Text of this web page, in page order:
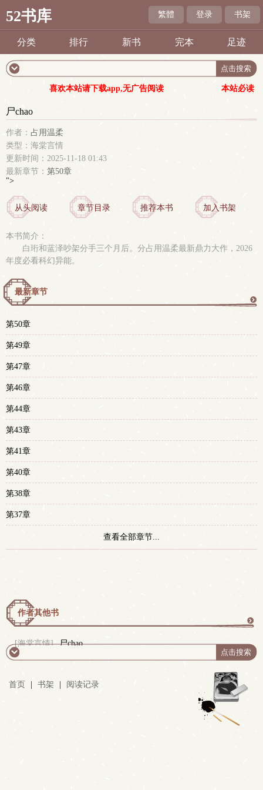
52书库 繁體 登录 书架
分类 排行 新书 完本 足迹
喜欢本站请下载app,无广告阅读 本站必读
尸chao
作者： 占用温柔
类型：海棠言情
更新时间：2025-11-18 01:43
最新章节： 第50章
">
从头阅读 章节目录 推荐本书 加入书架
本书简介：
白珩和蓝泽吵架分手三个月后。分占用温柔最新鼎力大作，2026
年度必看科幻异能。
最新章节
第50章
第49章
第47章
第46章
第44章
第43章
第41章
第40章
第38章
第37章
查看全部章节...
作者其他书
多
[海棠言情] 尸chao
首页 书架 阅读记录